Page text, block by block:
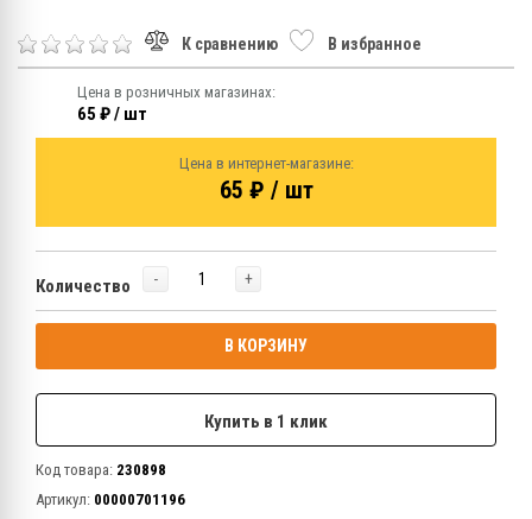
К сравнению В избранное
Цена в розничных магазинах:
65 ₽ / шт
Цена в интернет-магазине:
65 ₽ / шт
Количество - +
В КОРЗИНУ
Купить в 1 клик
Код товара: 230898
Артикул: 00000701196